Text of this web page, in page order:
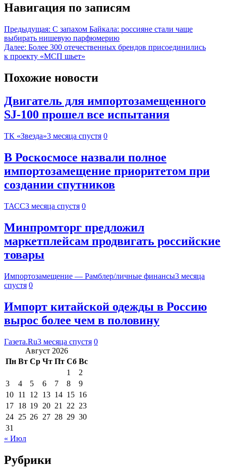
Навигация по записям
Предыдущая: С запахом Байкала: россияне стали чаще
выбирать нишевую парфюмерию
Далее: Более 300 отечественных брендов присоединились
к проекту «МСП шьет»
Похожие новости
Двигатель для импортозамещенного
SJ-100 прошел все испытания
ТК «Звезда»3 месяца спустя 0
В Роскосмосе назвали полное
импортозамещение приоритетом при
создании спутников
ТАСС3 месяца спустя 0
Минпромторг предложил
маркетплейсам продвигать российские
товары
Импортозамещение — Рамблер/личные финансы3 месяца
спустя 0
Импорт китайской одежды в Россию
вырос более чем в половину
Газета.Ru3 месяца спустя 0
Август 2026
Пн Вт Ср Чт Пт Сб Вс
1
2
3
4 5 6 7 8
9
10 11 12 13 14 15 16
17 18 19 20 21 22 23
24 25 26 27 28 29 30
31
« Июл
Рубрики